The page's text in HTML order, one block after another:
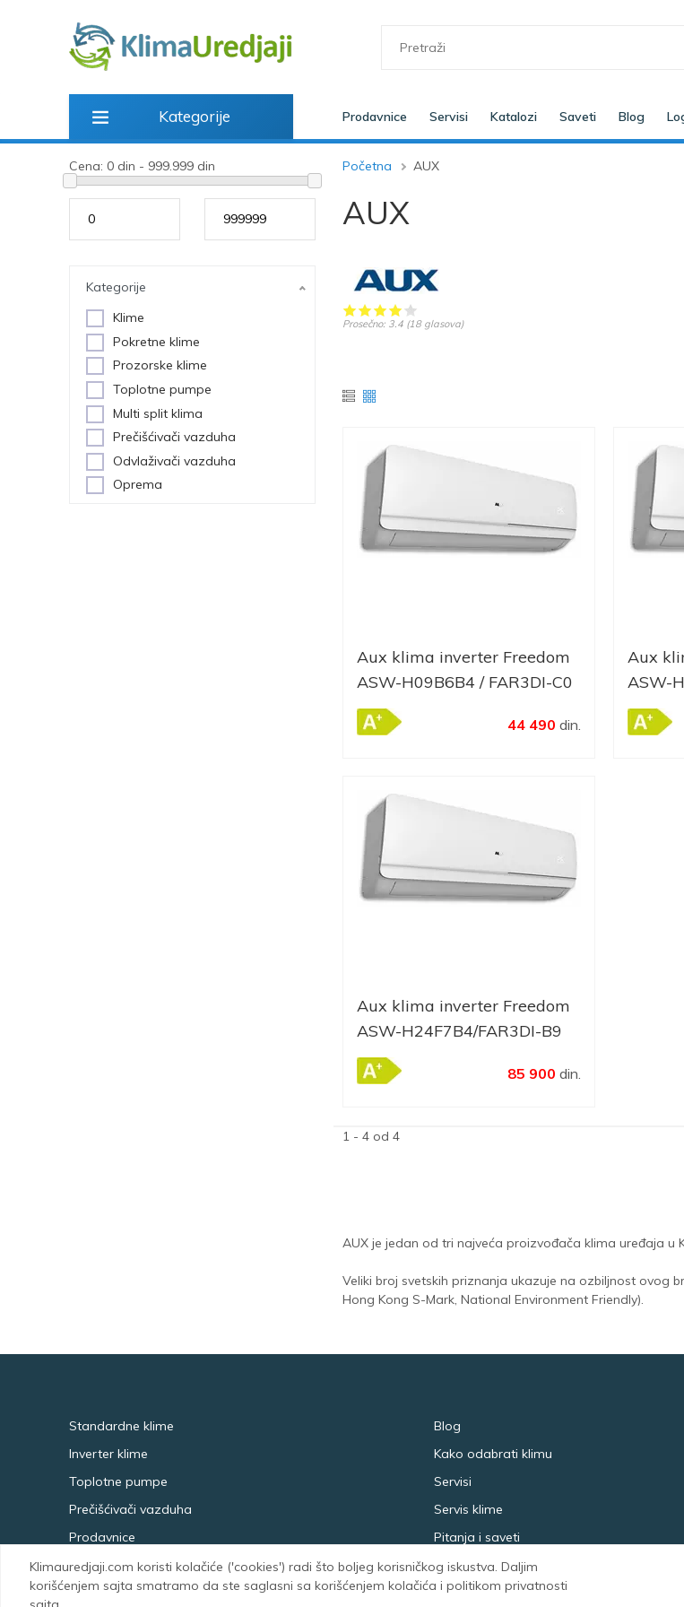
Kategorije Prodavnice Servisi Katalozi Saveti Blog
Cena: 0 din - 999.999 din
Kategorije
Klime
Pokretne klime
Prozorske klime
Toplotne pumpe
Multi split klima
Prečišćivači vazduha
Odvlaživači vazduha
Oprema
Početna AUX
AUX
Prosečno: 3.4 (18glasova)
Aux klima inverter Freedom
ASW-H09B6B4 / FAR3DI-C0
44 490 din.
Aux
ASW-
Aux klima inverter Freedom
ASW-H24F7B4/FAR3DI-B9
85 900 din.
1 - 4 od 4
AUX je jedan od tri najveća proizvođača klima uređaja
Veliki broj svetskih priznanja ukazuje na ozbiljnost ovog
Hong Kong S-Mark, National Environment Friendly).
Klimauredjaji.com koristi kolačiće ('cookies') radi što boljeg korisničkog iskustva. Daljim
korišćenjem sajta smatramo da ste saglasni sa korišćenjem kolačića i politikom privatnosti
Standardne klime
Inverter klime
Toplotne pumpe
Prečišćivači vazduha
Prodavnice
Blog
Kako odabrati klimu
Servisi
Servis klime
Pitanja i saveti